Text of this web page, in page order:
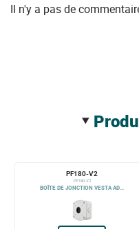
Il n'y a pas de
PF180-V2
PF180-V2
BOÎTE DE JONCTION VESTA AD...